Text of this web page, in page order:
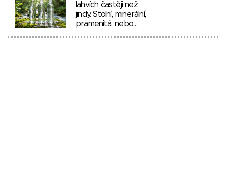
lahvích častěji než
jindy. Stolní, minerální,
pramenitá, nebo…